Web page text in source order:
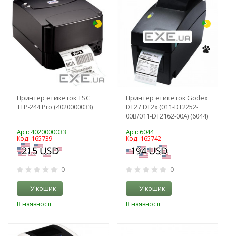
Принтер етикеток TSC
TTP-244 Pro (4020000033)
Арт: 4020000033
Код: 165739
0
У кошик
В наявності
Принтер етикеток Godex
DT2 / DT2x (011-DT2252-
00B/011-DT2162-00A) (6044)
Арт: 6044
Код: 165742
0
У кошик
В наявності